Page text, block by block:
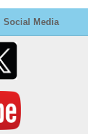
Social Media